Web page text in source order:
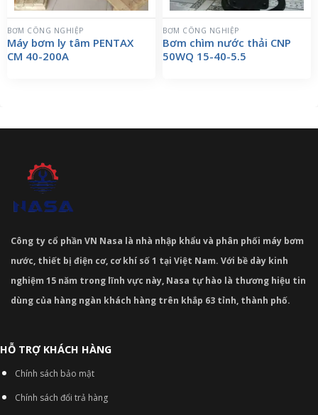
BƠM CÔNG NGHIỆP
Máy bơm ly tâm PENTAX
CM 40-200A
BƠM CÔNG NGHIỆP
Bơm chìm nước thải CNP
50WQ 15-40-5.5
Công ty cổ phần VN Nasa là nhà nhập khẩu và phân phối máy bơm
nước, thiết bị điện cơ, cơ khí số 1 tại Việt Nam. Với bề dày kinh
nghiệm 15 năm trong lĩnh vực này, Nasa tự hào là thương hiệu tin
dùng của hàng ngàn khách hàng trên khắp 63 tỉnh, thành phố.
HỖ TRỢ KHÁCH HÀNG
Chính sách bảo mật
Chính sách đổi trả hàng